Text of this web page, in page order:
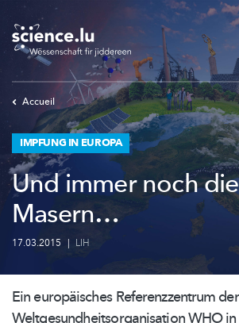
to
main
content
Accueil
IMPFUNG IN EUROPA
Und immer noch die
Masern…
17.03.2015 | LIH
Ein europäisches Referenzzentrum der
WeltgesundheitsorganisationWHO in